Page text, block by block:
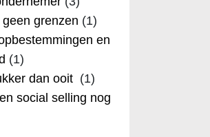
grenzen (1)
en
(1)
dan ooit (1)
social selling nog